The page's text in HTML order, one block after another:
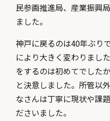
民参画推進局、産業振興
ました。
神戸に戻るのは40年ぶり
により大きく変わりまし
をするのは初めてでした
と決意しました。所管以
なさんは丁寧に現状や課
ださいました。